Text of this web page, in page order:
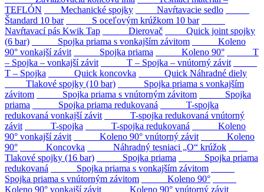
TEFLÓN
Mechanické spojky
Navŕtavacie sedlo
Štandard 10 bar
S oceľovým krúžkom 10 bar
Navŕtavací pás Kwik Tap
Dierovač
Quick joint spojky
(6 bar)
Spojka priama s vonkajším závitom
Koleno
90° vonkajší závit
Spojka priama Koleno 90°
T
– Spojka – vonkajší závit
T – Spojka – vnútorný závit
T – Spojka
Quick koncovka
Quick Náhradné diely
Tlakové spojky (10 bar)
Spojka priama s vonkajším
závitom
Spojka priama s vnútorným závitom
Spojka
priama
Spojka priama redukovaná
T-spojka
redukovaná vonkajší závit
T-spojka redukovaná vnútorný
závit
T-spojka T-spojka redukovaná
Koleno
90° vonkajší závit
Koleno 90° vnútorný závit
Koleno
90°
Koncovka
Náhradný tesniaci „O“ krúžok
Tlakové spojky (16 bar)
Spojka priama
Spojka priama
redukovaná
Spojka priama s vonkajším závitom
Spojka priama s vnútorným závitom
Koleno 90°
Koleno 90° vonkajší závit
Koleno 90° vnútorný závit